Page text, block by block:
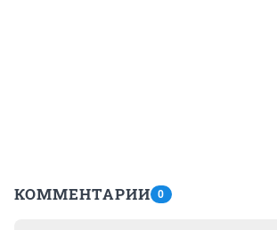
КОММЕНТАРИИ 0